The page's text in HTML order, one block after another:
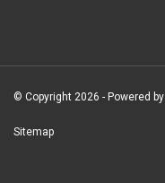
© Copyright 2026 - Powered by
Sitemap